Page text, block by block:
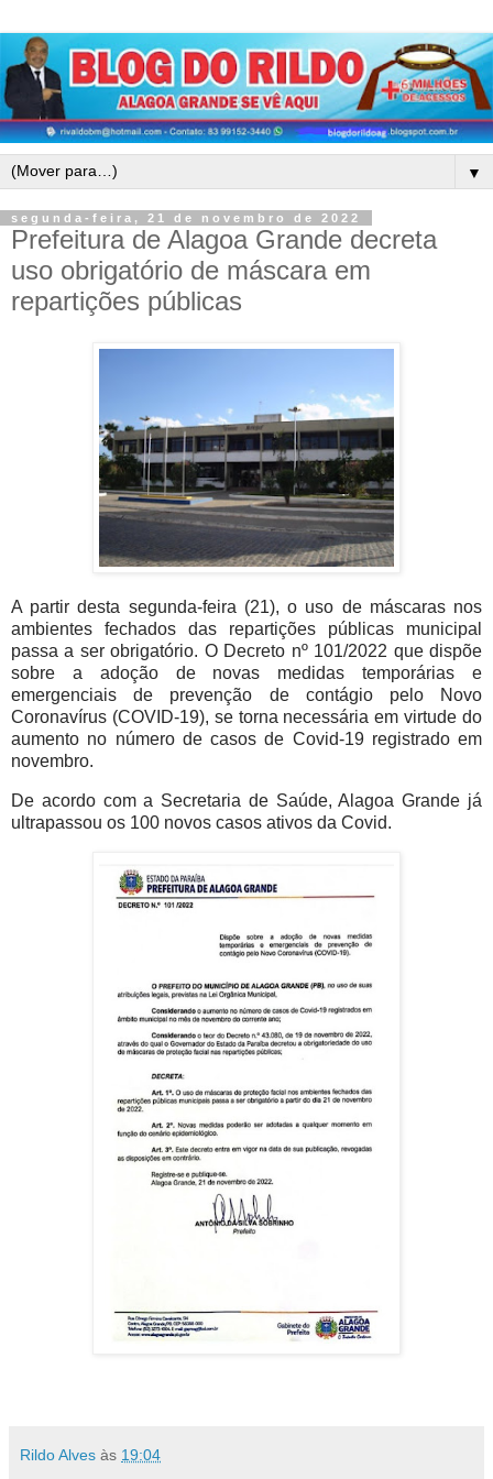
▼
segunda-feira, 21 de novembro de 2022
Prefeitura de Alagoa Grande decreta
uso obrigatório de máscara em
repartições públicas
A partir desta segunda-feira (21), o uso de máscaras nos
ambientes fechados das repartições públicas municipal
passa a ser obrigatório. O Decreto nº 101/2022 que dispõe
sobre a adoção de novas medidas temporárias e
emergenciais de prevenção de contágio pelo Novo
Coronavírus (COVID-19), se torna necessária em virtude do
aumento no número de casos de Covid-19 registrado em
novembro.
De acordo com a Secretaria de Saúde, Alagoa Grande já
ultrapassou os 100 novos casos ativos da Covid.
Rildo Alves às 19:04